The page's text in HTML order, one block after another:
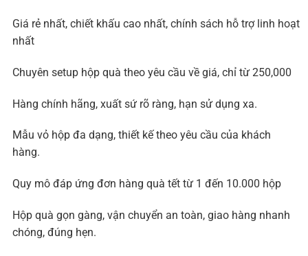
Giá rẻ nhất, chiết khấu cao nhất, chính sách hỗ trợ linh hoạt
nhất
Chuyên setup hộp quà theo yêu cầu về giá, chỉ từ 250,000
Hàng chính hãng, xuất sứ rõ ràng, hạn sử dụng xa.
Mẫu vỏ hộp đa dạng, thiết kế theo yêu cầu của khách
hàng.
Quy mô đáp ứng đơn hàng quà tết từ 1 đến 10.000 hộp
Hộp quà gọn gàng, vận chuyển an toàn, giao hàng nhanh
chóng, đúng hẹn.